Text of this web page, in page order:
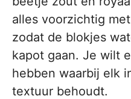
alles voorzichtig
zodat de blokjes
kapot gaan. Je wilt
hebben waarbij elk
textuur behoudt.